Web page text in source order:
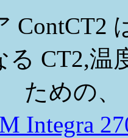
ContCT2
る CT2,温
ための、
Integra